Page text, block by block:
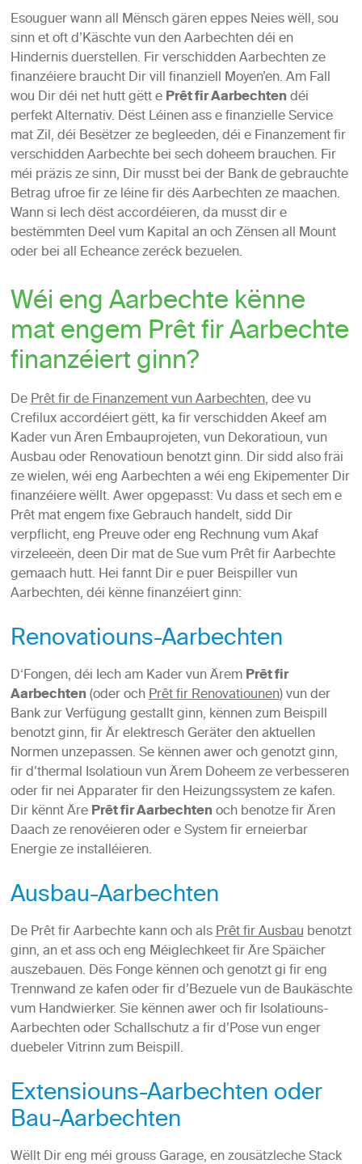
Esouguer wann all Mënsch gären eppes Neies wëll, sou
sinn et oft d’Käschte vun den Aarbechten déi en
Hindernis duerstellen. Fir verschidden Aarbechten ze
finanzéiere braucht Dir vill finanziell Moyen’en. Am Fall
wou Dir déi net hutt gëtt ePrêt fir Aarbechtendéi
perfekt Alternativ. Dëst Léinen ass e finanzielle Service
mat Zil, déi Besëtzer ze begleeden, déi e Finanzement fir
verschidden Aarbechte bei sech doheem brauchen. Fir
méi präzis ze sinn, Dir musst bei der Bank de gebrauchte
Betrag ufroe fir ze léine fir dës Aarbechten ze maachen.
Wann si Iech dëst accordéieren, da musst dir e
bestëmmten Deel vum Kapital an och Zënsen all Mount
oder bei all Echeance zeréck bezuelen.
Wéi eng Aarbechte kënne
mat engem Prêt fir Aarbechte
finanzéiert ginn?
DePrêt fir de Finanzement vun Aarbechten, dee vu
Crefilux accordéiert gëtt, ka fir verschidden Akeef am
Kader vun Ären Ëmbauprojeten, vun Dekoratioun, vun
Ausbau oder Renovatioun benotzt ginn. Dir sidd also fräi
ze wielen, wéi eng Aarbechten a wéi eng Ekipementer Dir
finanzéiere wëllt. Awer opgepasst: Vu dass et sech em e
Prêt mat engem fixe Gebrauch handelt, sidd Dir
verpflicht, eng Preuve oder eng Rechnung vum Akaf
virzeleeën, deen Dir mat de Sue vum Prêt fir Aarbechte
gemaach hutt. Hei fannt Dir e puer Beispiller vun
Aarbechten, déi kënne finanzéiert ginn:
Renovatiouns-Aarbechten
D‘Fongen, déi Iech am Kader vun ÄremPrêt fir
Aarbechten(oder ochPrêt fir Renovatiounen) vun der
Bank zur Verfügung gestallt ginn, kënnen zum Beispill
benotzt ginn, fir Är elektresch Geräter den aktuellen
Normen unzepassen. Se kënnen awer och genotzt ginn,
fir d’thermal Isolatioun vun Ärem Doheem ze verbesseren
oder fir nei Apparater fir den Heizungssystem ze kafen.
Dir kënnt ÄrePrêt fir Aarbechtenoch benotze fir Ären
Daach ze renovéieren oder e System fir erneierbar
Energie ze installéieren.
Ausbau-Aarbechten
De Prêt fir Aarbechte kann och alsPrêt fir Ausbaubenotzt
ginn, an et ass och eng Méiglechkeet fir Äre Späicher
auszebauen. Dës Fonge kënnen och genotzt gi fir eng
Trennwand ze kafen oder fir d’Bezuele vun de Baukäschte
vum Handwierker. Sie kënnen awer och fir Isolatiouns-
Aarbechten oder Schallschutz a fir d’Pose vun enger
duebeler Vitrinn zum Beispill.
Extensiouns-Aarbechten oder
Bau-Aarbechten
Wëllt Dir eng méi grouss Garage, en zousätzleche Stack